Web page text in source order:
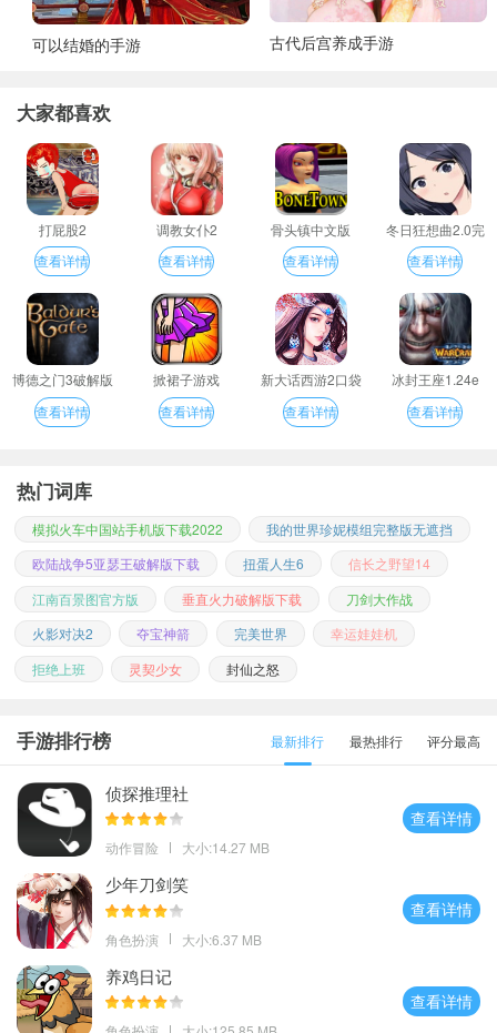
可以结婚的手游 古代后宫养成手游
大家都喜欢
打屁股2
查看详情
调教女仆2
查看详情
骨头镇中文版
查看详情
冬日狂想曲2.0完
整汉化版
查看详情
博德之门3破解版
查看详情
掀裙子游戏
查看详情
新大话西游2口袋
版
查看详情
冰封王座1.24e
查看详情
热门词库
模拟火车中国站手机版下载2022
我的世界珍妮模组完整版无遮挡
欧陆战争5亚瑟王破解版下载
扭蛋人生6
信长之野望14
江南百景图官方版
垂直火力破解版下载
刀剑大作战
火影对决2
夺宝神箭 完美世界
幸运娃娃机
拒绝上班
灵契少女 封仙之怒
手游排行榜 最新排行 最热排行 评分最高
侦探推理社
动作冒险 大小:14.27 MB
查看详情
少年刀剑笑
角色扮演 大小:6.37 MB
查看详情
养鸡日记
查看详情